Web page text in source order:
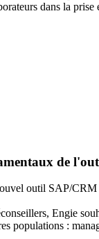
dans la prise
de
outil SAP/CRM
Engie
populations :